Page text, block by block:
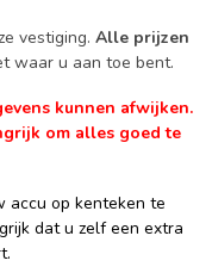
vestiging. Alle prijzen
waar u aan toe bent.
kunnen afwijken.
om alles goed te
accu op kenteken te
dat u zelf een extra